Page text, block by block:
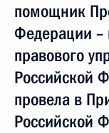
помощник
Федерации –
правового
Российской
провела в
Российской